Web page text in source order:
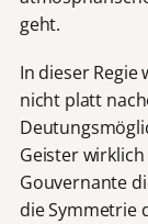
geht.
In dieser
nicht platt
Geister
Gouvernante
die Symmetrie